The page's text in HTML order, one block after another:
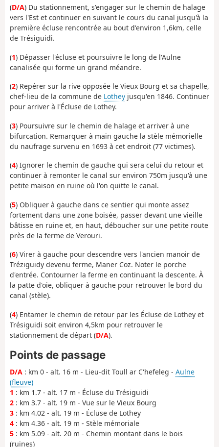
(D/A) Du stationnement, s'engager sur le chemin de halage
vers l'Est et continuer en suivant le cours du canal jusqu'à la
première écluse rencontrée au bout d'environ 1,6km, celle
de Trésiguidi.
(1) Dépasser l'écluse et poursuivre le long de l'Aulne
canalisée qui forme un grand méandre.
(2) Repérer sur la rive opposée le Vieux Bourg et sa chapelle,
chef-lieu de la commune de Lothey jusqu'en 1846. Continuer
pour arriver à l'Écluse de Lothey.
(3) Poursuivre sur le chemin de halage et arriver à une
bifurcation. Remarquer à main gauche la stèle mémorielle
du naufrage survenu en 1693 à cet endroit (77 victimes).
(4) Ignorer le chemin de gauche qui sera celui du retour et
continuer à remonter le canal sur environ 750m jusqu'à une
petite maison en ruine où l'on quitte le canal.
(5) Obliquer à gauche dans ce sentier qui monte assez
fortement dans une zone boisée, passer devant une vieille
bâtisse en ruine et, en haut, déboucher sur une petite route
près de la ferme de Verouri.
(6) Virer à gauche pour descendre vers l'ancien manoir de
Tréziguidy devenu ferme, Maner Coz. Noter le porche
d'entrée. Contourner la ferme en continuant la descente. À
la patte d'oie, obliquer à gauche pour retrouver le bord du
canal (stèle).
(4) Entamer le chemin de retour par les Écluse de Lothey et
Trésiguidi soit environ 4,5km pour retrouver le
stationnement de départ (D/A).
Points de passage
D/A : km 0 - alt. 16 m - Lieu-dit Toull ar C'hefeleg - Aulne
(fleuve)
1 : km 1.7 - alt. 17 m - Écluse du Trésiguidi
2 : km 3.7 - alt. 19 m - Vue sur le Vieux Bourg
3 : km 4.02 - alt. 19 m - Écluse de Lothey
4 : km 4.36 - alt. 19 m - Stèle mémoriale
5 : km 5.09 - alt. 20 m - Chemin montant dans le bois
(ruines)